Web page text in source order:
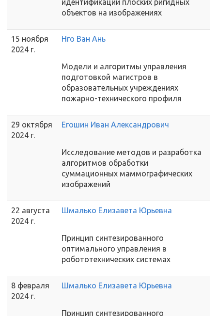
идентификации плоских ригидных
объектов на изображениях
15 ноября
2024 г.
Нго Ван Ань
Модели и алгоритмы управления
подготовкой магистров в
образовательных учреждениях
пожарно-технического профиля
29 октября
2024 г.
Егошин Иван Александрович
Исследование методов и разработка
алгоритмов обработки
суммационных маммографических
изображений
22 августа
2024 г.
Шмалько Елизавета Юрьевна
Принцип синтезированного
оптимального управления в
робототехнических системах
8 февраля
2024 г.
Шмалько Елизавета Юрьевна
Принцип синтезированного